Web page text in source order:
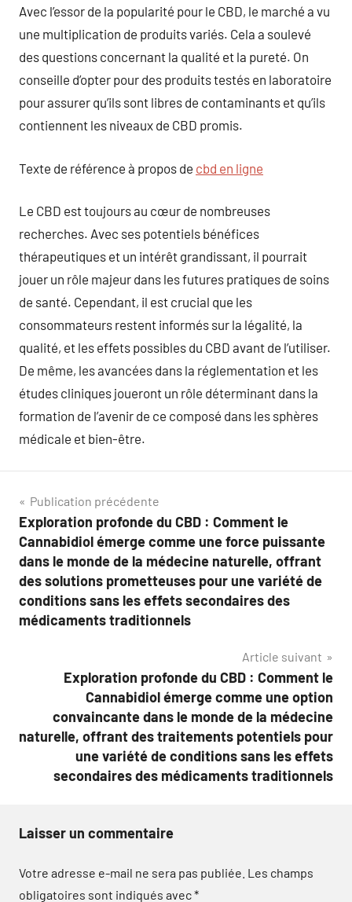
Avec l’essor de la popularité pour le CBD, le marché a vu
une multiplication de produits variés. Cela a soulevé
des questions concernant la qualité et la pureté. On
conseille d’opter pour des produits testés en laboratoire
pour assurer qu’ils sont libres de contaminants et qu’ils
contiennent les niveaux de CBD promis.
Texte de référence à propos de cbd en ligne
Le CBD est toujours au cœur de nombreuses
recherches. Avec ses potentiels bénéfices
thérapeutiques et un intérêt grandissant, il pourrait
jouer un rôle majeur dans les futures pratiques de soins
de santé. Cependant, il est crucial que les
consommateurs restent informés sur la légalité, la
qualité, et les effets possibles du CBD avant de l’utiliser.
De même, les avancées dans la réglementation et les
études cliniques joueront un rôle déterminant dans la
formation de l’avenir de ce composé dans les sphères
médicale et bien-être.
Navigation
de
l’article
Publication précédente
Exploration profonde du CBD : Comment le
Cannabidiol émerge comme une force puissante
dans le monde de la médecine naturelle, offrant
des solutions prometteuses pour une variété de
conditions sans les effets secondaires des
médicaments traditionnels
Article suivant
Exploration profonde du CBD : Comment le
Cannabidiol émerge comme une option
convaincante dans le monde de la médecine
naturelle, offrant des traitements potentiels pour
une variété de conditions sans les effets
secondaires des médicaments traditionnels
Laisser un commentaire
Votre adresse e-mail ne sera pas publiée. Les champs
obligatoires sont indiqués avec*